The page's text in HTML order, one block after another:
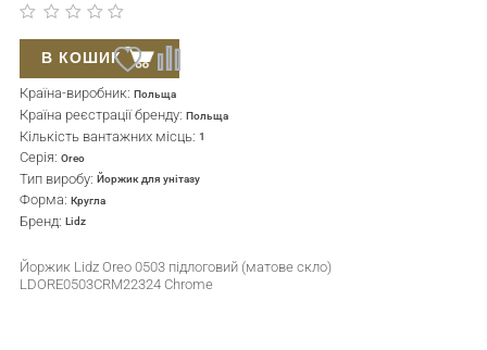
Країна-виробник: Польща
Країна реєстрації бренду: Польща
Кількість вантажних місць: 1
Серія: Oreo
Тип виробу: Йоржик для унітазу
Форма: Кругла
Бренд: Lidz
Йоржик Lidz Oreo 0503 підлоговий (матове скло)
LDORE0503CRM22324 Chrome
В КОШИК